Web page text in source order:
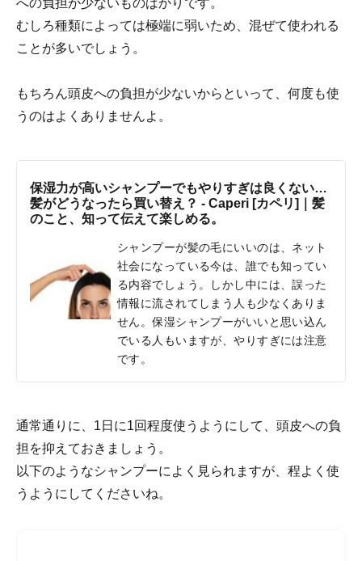
への負担が少ないものばかりです。
むしろ種類によっては極端に弱いため、混ぜて使われる
ことが多いでしょう。
もちろん頭皮への負担が少ないからといって、何度も使
うのはよくありませんよ。
保湿力が高いシャンプーでもやりすぎは良くない…
髪がどうなったら買い替え？ - Caperi [カペリ]｜髪
のこと、知って伝えて楽しめる。
シャンプーが髪の毛にいいのは、ネット
社会になっている今は、誰でも知ってい
る内容でしょう。しかし中には、誤った
情報に流されてしまう人も少なくありま
せん。保湿シャンプーがいいと思い込ん
でいる人もいますが、やりすぎには注意
です。
通常通りに、1日に1回程度使うようにして、頭皮への負
担を抑えておきましょう。
以下のようなシャンプーによく見られますが、程よく使
うようにしてくださいね。